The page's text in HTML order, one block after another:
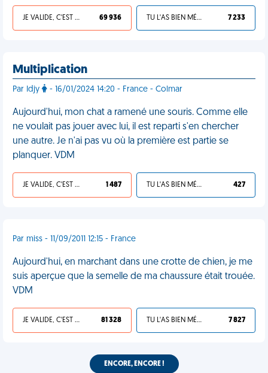
JE VALIDE, C'EST UNE VDM 69 936 TU L'AS BIEN MÉRITÉ 7 233
Multiplication
Par Idjy - 16/01/2024 14:20 - France - Colmar
Aujourd'hui, mon chat a ramené une souris. Comme elle
ne voulait pas jouer avec lui, il est reparti s'en chercher
une autre. Je n'ai pas vu où la première est partie se
planquer. VDM
JE VALIDE, C'EST UNE VDM 1 487 TU L'AS BIEN MÉRITÉ 427
Par miss - 11/09/2011 12:15 - France
Aujourd'hui, en marchant dans une crotte de chien, je me
suis aperçue que la semelle de ma chaussure était trouée.
VDM
JE VALIDE, C'EST UNE VDM 81 328 TU L'AS BIEN MÉRITÉ 7 827
ENCORE, ENCORE !